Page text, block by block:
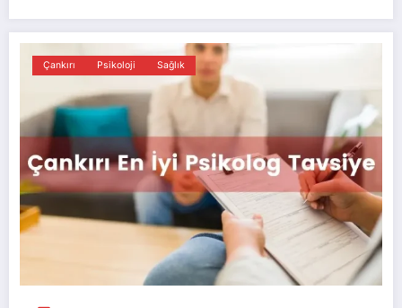
Çankırı Psikoloji Sağlık